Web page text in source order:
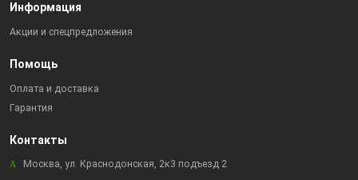
Информация
Акции и спецпредложения
Помощь
Оплата и доставка
Гарантия
Контакты
Москва, ул. Краснодонская, 2к3 подъезд 2